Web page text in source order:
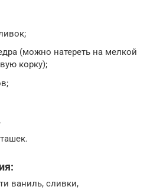
(можно натереть на мелкой
корку);
ваниль, сливки,